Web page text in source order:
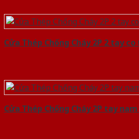
Cửa Thép Chống Cháy 2P 2 tay
Cửa Thép Chống Cháy 2P tay nam